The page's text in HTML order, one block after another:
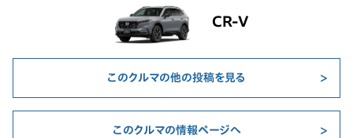
CR-V
このクルマの他の投稿を見る
このクルマの情報ページへ